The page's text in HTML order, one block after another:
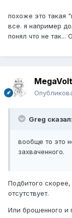
похоже это такая
все. я например
понял что не так...
MegaVolt
Greg сказал:
вообще то это
захваченного.
Подбитого
отсутствует.
Или брошенного и